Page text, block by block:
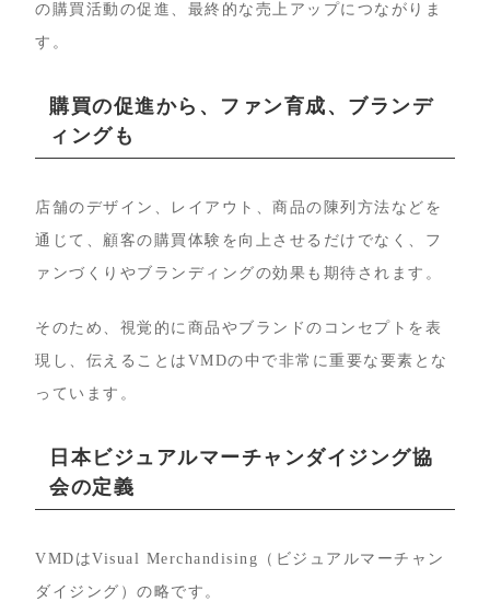
の購買活動の促進、最終的な売上アップにつながりま
す。
購買の促進から、ファン育成、ブランデ
ィングも
店舗のデザイン、レイアウト、商品の陳列方法などを
通じて、顧客の購買体験を向上させるだけでなく、フ
ァンづくりやブランディングの効果も期待されます。
そのため、視覚的に商品やブランドのコンセプトを表
現し、伝えることはVMDの中で非常に重要な要素とな
っています。
日本ビジュアルマーチャンダイジング協
会の定義
VMDはVisual Merchandising（ビジュアルマーチャン
ダイジング）の略です。